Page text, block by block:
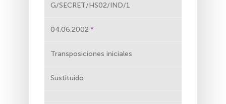
G/SECRET/HS02/IND/1
04.06.2002
Transposiciones iniciales
Sustituido